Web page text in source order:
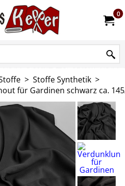
0
> Stoffe Synthetik >
für Gardinen schwarz ca.